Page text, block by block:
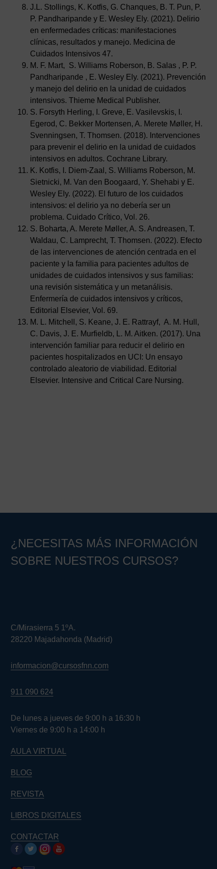
J.L. Stollings, K. Kotfis, G. Chanques, B. T. Pun, P.
P. Pandharipande y E. Wesley Ely. (2021). Delirio
en enfermedades críticas: manifestaciones
clínicas, resultados y manejo. Medicina de
Cuidados Intensivos 47.
M. F. Mart, S. Williams Roberson, B. Salas , P. P.
Pandharipande , E. Wesley Ely. (2021). Prevención
y manejo del delirio en la unidad de cuidados
intensivos. Thieme Medical Publisher.
S. Forsyth Herling, I. Greve, E. Vasilevskis, I.
Egerod, C. Bekker Mortensen, A. Merete Møller, H.
Svenningsen, T. Thomsen. (2018). Intervenciones
para prevenir el delirio en la unidad de cuidados
intensivos en adultos. Cochrane Library.
K. Kotfis, I. Diem-Zaal, S. Williams Roberson, M.
Sietnicki, M. Van den Boogaard, Y. Shehabi y E.
Wesley Ely. (2022). El futuro de los cuidados
intensivos: el delirio ya no debería ser un
problema. Cuidado Crítico, Vol. 26.
S. Boharta, A. Merete Møller, A. S. Andreasen, T.
Waldau, C. Lamprecht, T. Thomsen. (2022). Efecto
de las intervenciones de atención centrada en el
paciente y la familia para pacientes adultos de
unidades de cuidados intensivos y sus familias:
una revisión sistemática y un metanálisis.
Enfermería de cuidados intensivos y críticos,
Editorial Elsevier, Vol. 69.
M. L. Mitchell, S. Keane, J. E. Rattrayf, A. M. Hull,
C. Davis, J. E. Murfieldb, L. M. Aitken. (2017). Una
intervención familiar para reducir el delirio en
pacientes hospitalizados en UCI: Un ensayo
controlado aleatorio de viabilidad. Editorial
Elsevier. Intensive and Critical Care Nursing.
¿NECESITAS MÁS INFORMACIÓN
SOBRE NUESTROS CURSOS?
C/Mirasierra 5 1ºA.
28220 Majadahonda (Madrid)
informacion@cursosfnn.com
911 090 624
De lunes a jueves de 9:00 h a 16:30 h
Viernes de 9:00 h a 14:00 h
AULA VIRTUAL
BLOG
REVISTA
LIBROS DIGITALES
CONTACTAR